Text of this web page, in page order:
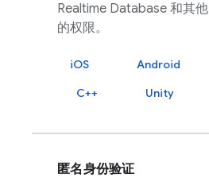
Realtime Database 和其他
的权限。
iOS Android
C++
Unity
匿名身份验证